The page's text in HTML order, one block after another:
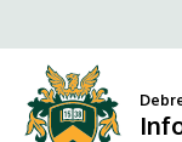
Tananyag
a
tartalomra